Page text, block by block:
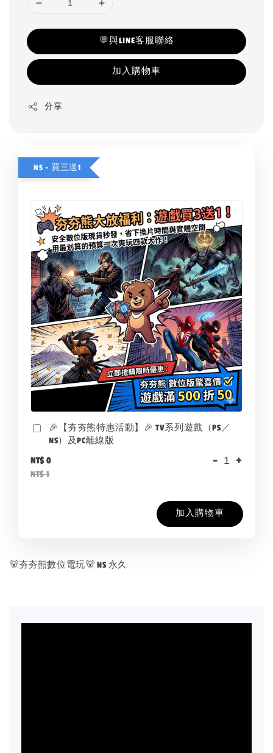
💬與LINE客服聯絡
加入購物車
分享
NS - 買三送1
🎉【夯夯熊特惠活動】🎉 TV系列遊戲（PS／
NS）及PC離線版
NT$ 0
NT$ 1
- +
加入購物車
🐻夯夯熊數位電玩🐻 NS 永久